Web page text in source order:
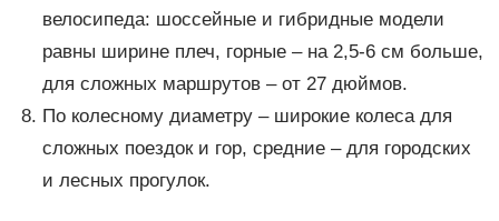
велосипеда: шоссейные и гибридные модели
равны ширине плеч, горные – на 2,5-6 см больше,
для сложных маршрутов – от 27 дюймов.
По колесному диаметру – широкие колеса для
сложных поездок и гор, средние – для городских
и лесных прогулок.